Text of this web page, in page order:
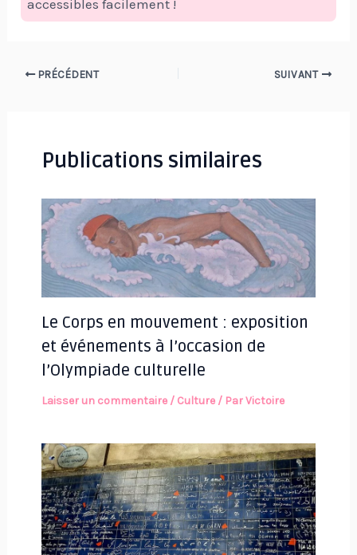
accessibles facilement !
Navigation
PRÉCÉDENT SUIVANT
Publications similaires
Le Corps en mouvement : exposition
et événements à l’occasion de
l’Olympiade culturelle
Laisser un commentaire / Culture/ ParVictoire